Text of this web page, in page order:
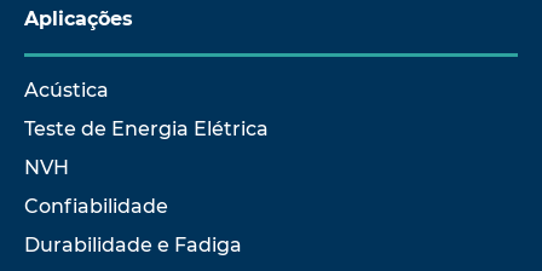
Aplicações
Acústica
Teste de Energia Elétrica
NVH
Confiabilidade
Durabilidade e Fadiga